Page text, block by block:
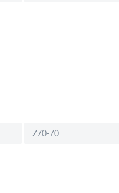
Z70-70